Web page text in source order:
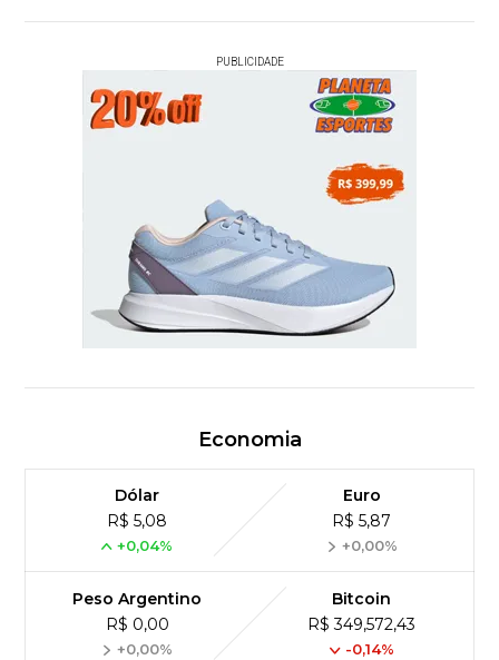
PUBLICIDADE
Economia
Dólar
R$ 5,08
+0,04%
Euro
R$ 5,87
+0,00%
Peso Argentino
R$ 0,00
+0,00%
Bitcoin
R$ 349,572,43
-0,14%